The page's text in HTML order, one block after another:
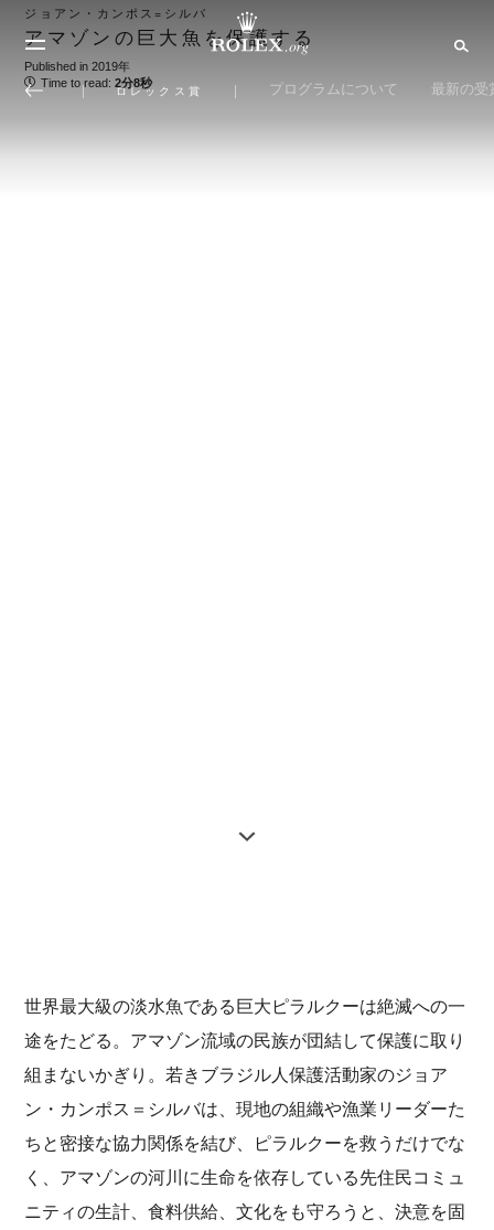
ロレックス賞 プログラムについて 最新の受
ジョアン・カンポス=シルバ
アマゾンの巨大魚を保護する
Published in 2019年
Time to read: 2分8秒
世界最大級の淡水魚である巨大ピラルクーは絶滅への一
途をたどる。アマゾン流域の民族が団結して保護に取り
組まないかぎり。若きブラジル人保護活動家のジョア
ン・カンポス＝シルバは、現地の組織や漁業リーダーた
ちと密接な協力関係を結び、ピラルクーを救うだけでな
く、アマゾンの河川に生命を依存している先住民コミュ
ニティの生計、食料供給、文化をも守ろうと、決意を固